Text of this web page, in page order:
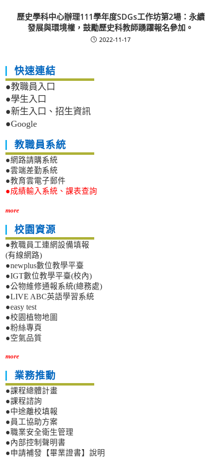
歷史學科中心辦理111學年度SDGs工作坊第2場：永續
發展與環境權，鼓勵歷史科教師踴躍報名參加。
2022-11-17
快速連結
●教職員入口
●學生入口
●新生入口、招生資訊
●Google
教職員系統
●網路請購系統
●雲端差勤系統
●教育雲電子郵件
●成績輸入系統、課表查詢
more
校園資源
●教職員工連網設備填報
(有線網路)
●newplus數位教學平臺
●IGT數位教學平臺(校內)
●公物維修通報系統(總務處)
●LIVE ABC英語學習系統
●easy test
●校園植物地圖
●粉絲專頁
●空氣品質
more
業務推動
●課程總體計畫
●課程諮詢
●中途離校填報
●員工協助方案
●職業安全衛生管理
●內部控制聲明書
●申請補發【畢業證書】說明